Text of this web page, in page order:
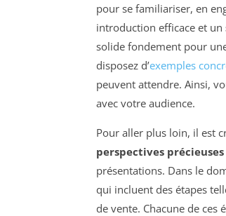
pour se familiariser, en
introduction efficace et un
solide fondement pour
disposez d’exemples
peuvent attendre. Ainsi,
avec votre audience.
Pour aller plus loin, il est
perspectives précieuses
présentations. Dans le
qui incluent des étapes
de vente. Chacune de ces